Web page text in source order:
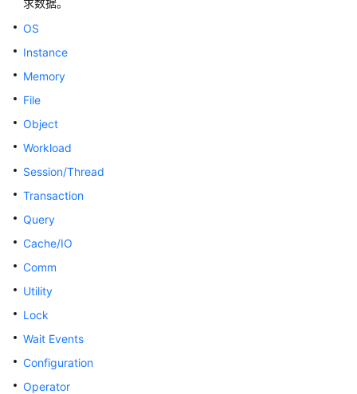
明
速
入
门
用
户
指
开
发
南
开
指
南
（分
求数据。
OS
Instance
Memory
File
Object
Workload
Session/Thread
Transaction
Query
Cache/IO
Comm
Utility
Lock
Wait Events
Configuration
Operator